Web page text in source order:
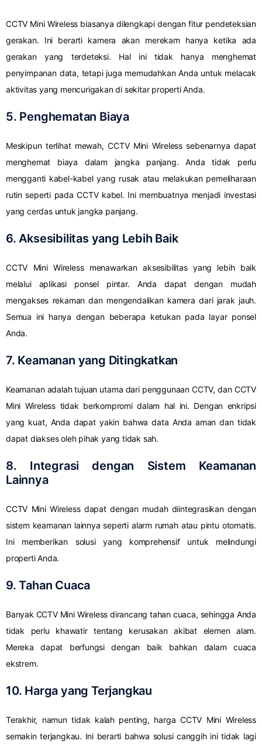
CCTV Mini Wireless biasanya dilengkapi dengan fitur pendeteksian
gerakan. Ini berarti kamera akan merekam hanya ketika ada
gerakan yang terdeteksi. Hal ini tidak hanya menghemat
penyimpanan data, tetapi juga memudahkan Anda untuk melacak
aktivitas yang mencurigakan di sekitar properti Anda.
5. Penghematan Biaya
Meskipun terlihat mewah, CCTV Mini Wireless sebenarnya dapat
menghemat biaya dalam jangka panjang. Anda tidak perlu
mengganti kabel-kabel yang rusak atau melakukan pemeliharaan
rutin seperti pada CCTV kabel. Ini membuatnya menjadi investasi
yang cerdas untuk jangka panjang.
6. Aksesibilitas yang Lebih Baik
CCTV Mini Wireless menawarkan aksesibilitas yang lebih baik
melalui aplikasi ponsel pintar. Anda dapat dengan mudah
mengakses rekaman dan mengendalikan kamera dari jarak jauh.
Semua ini hanya dengan beberapa ketukan pada layar ponsel
Anda.
7. Keamanan yang Ditingkatkan
Keamanan adalah tujuan utama dari penggunaan CCTV, dan CCTV
Mini Wireless tidak berkompromi dalam hal ini. Dengan enkripsi
yang kuat, Anda dapat yakin bahwa data Anda aman dan tidak
dapat diakses oleh pihak yang tidak sah.
8. Integrasi dengan Sistem Keamanan
Lainnya
CCTV Mini Wireless dapat dengan mudah diintegrasikan dengan
sistem keamanan lainnya seperti alarm rumah atau pintu otomatis.
Ini memberikan solusi yang komprehensif untuk melindungi
properti Anda.
9. Tahan Cuaca
Banyak CCTV Mini Wireless dirancang tahan cuaca, sehingga Anda
tidak perlu khawatir tentang kerusakan akibat elemen alam.
Mereka dapat berfungsi dengan baik bahkan dalam cuaca
ekstrem.
10. Harga yang Terjangkau
Terakhir, namun tidak kalah penting, harga CCTV Mini Wireless
semakin terjangkau. Ini berarti bahwa solusi canggih ini tidak lagi